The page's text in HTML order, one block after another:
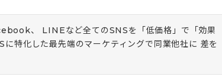
、 LINEなど全てのSNSを「低価格」で「効果
特化した最先端のマーケティングで同業他社に 差を